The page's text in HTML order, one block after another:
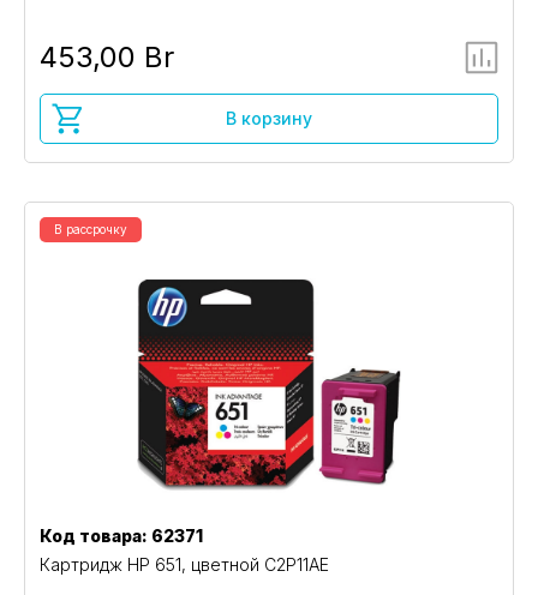
453,00 Br
В корзину
В рассрочку
Код товара: 62371
Картридж HP 651, цветной C2P11AE